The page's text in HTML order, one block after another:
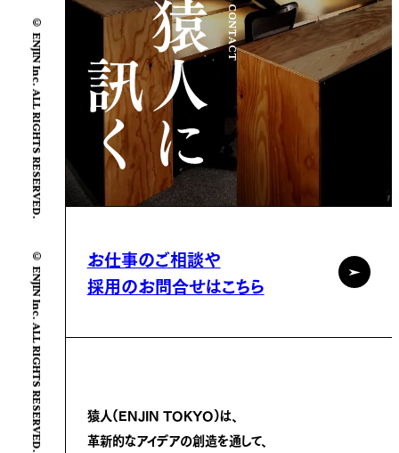
© ENJIN Inc. ALL RIGHTS RESERVED.
© ENJIN Inc. ALL RIGHTS RESERVED.
CONTACT
お仕事のご相談や
採用のお問合せはこちら
猿人(ENJIN TOKYO)は、
革新的なアイデアの創造を通して、